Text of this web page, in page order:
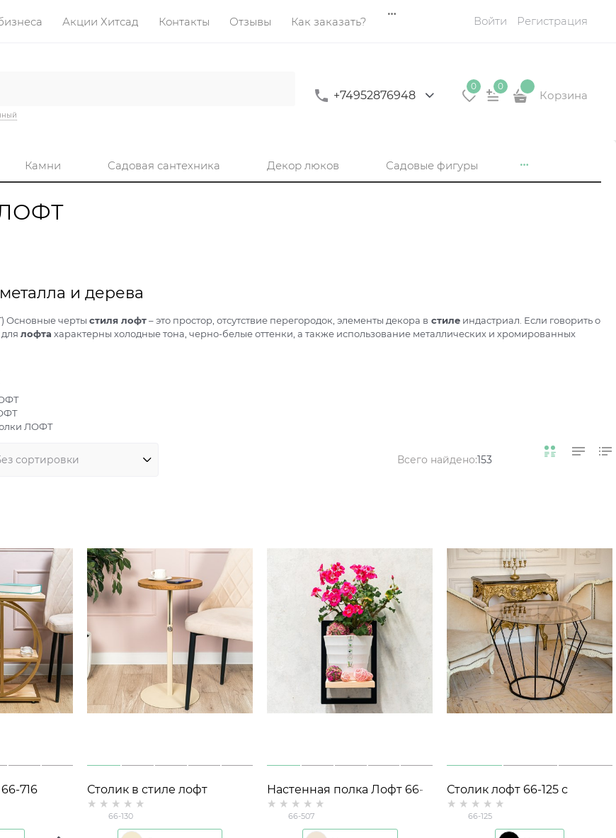
Акции Хитсад Контакты Отзывы Как заказать? Войти Регистрация
+74952876948
0 0
Корзина
Камни Садовая сантехника Декор люков Садовые фигуры
ЛОФТ
и дерева
Основные черты стиля лофт– это простор, отсутствие перегородок, элементы декора в стилеиндастриал. Если говорить о
лофта характерны холодные тона, черно-белые оттенки, а также использование металлических и хромированных
ЛОФТ
Всего найдено:153
716
Столик в стиле лофт
журнальный приставной
66-130 d=34см
66-130
Настенная полка Лофт 66-
507 дерево и металл
66-507
Столик лофт 66-125 с
матовым стеклом
66-125